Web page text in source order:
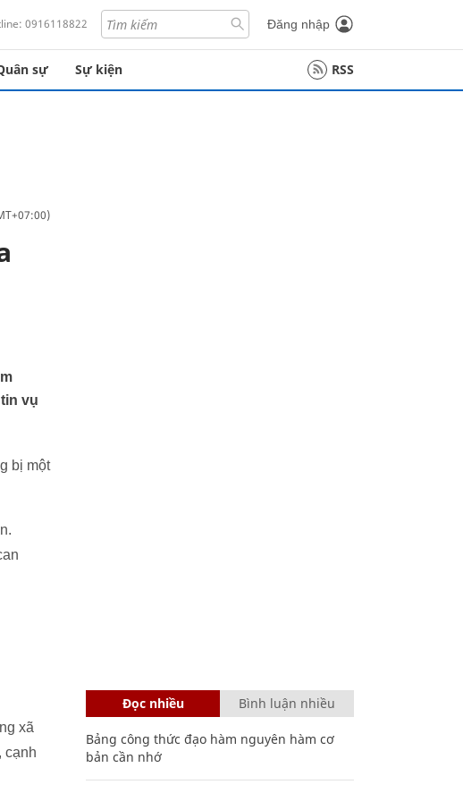
0916118822 Đăng nhập
sự Sự kiện RSS
vụ
bị một
xã
cạnh
Đọc nhiều Bình luận nhiều
Bảng công thức đạo hàm nguyên hàm cơ
bản cần nhớ